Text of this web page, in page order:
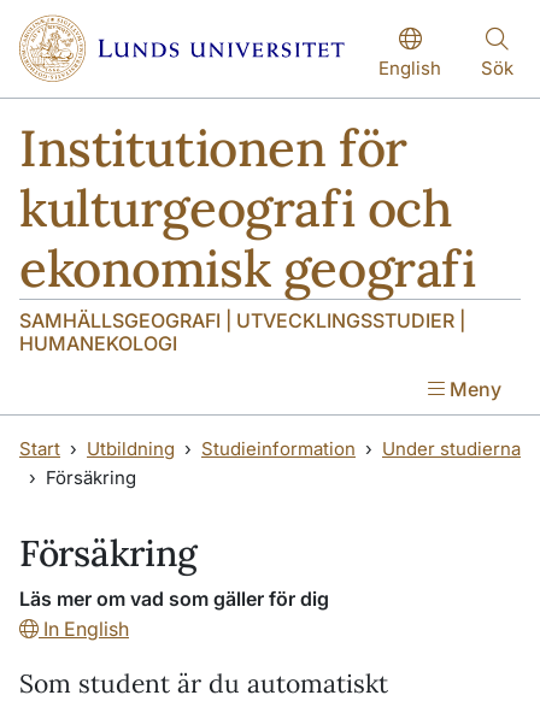
Hoppa till huvudinnehåll
Hoppa till huvudinnehåll
English Sök
Institutionen för
kulturgeografi och
ekonomisk geografi
SAMHÄLLSGEOGRAFI | UTVECKLINGSSTUDIER |
HUMANEKOLOGI
Meny
Start Utbildning Studieinformation
Under studierna
Försäkring
Försäkring
Läs mer om vad som gäller för dig
In English
Som student är du automatiskt